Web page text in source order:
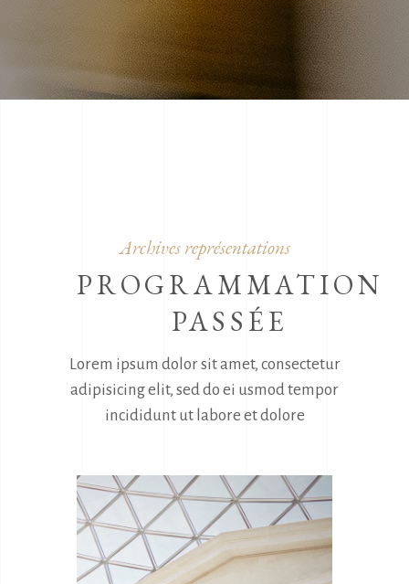
Archives représentations
PROGRAMMATION
PASSÉE
Lorem ipsum dolor sit amet, consectetur
adipisicing elit, sed do ei usmodtempor
incididunt ut labore et dolore